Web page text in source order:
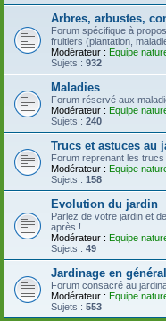
Arbres, arbustes,
Forum spécifique à
fruitiers (plantation,
Modérateur : Equipe
Sujets : 932
Maladies
Forum réservé aux
Modérateur : Equipe
Sujets : 240
Trucs et astuces au
Forum reprenant les
Modérateur : Equipe
Sujets : 158
Evolution du jardin
Parlez de votre jardin et
après !
Modérateur : Equipe
Sujets : 49
Jardinage en général
Forum consacré au
Modérateur : Equipe
Sujets : 553